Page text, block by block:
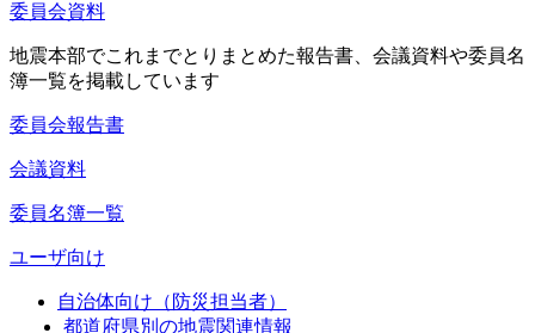
委員会資料
地震本部でこれまでとりまとめた報告書、会議資料や委員名
簿一覧を掲載しています
委員会報告書
会議資料
委員名簿一覧
ユーザ向け
自治体向け（防災担当者）
都道府県別の地震関連情報